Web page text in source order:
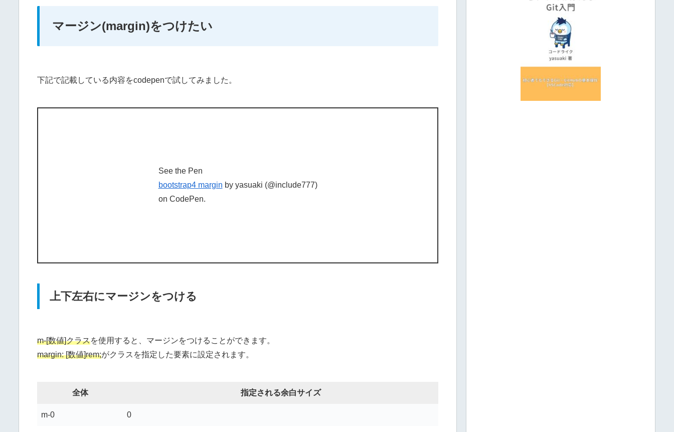
マージン(margin)をつけたい
下記で記載している内容をcodepenで試してみました。
See the Pen
bootstrap4 margin by yasuaki (@include777)
on CodePen.
上下左右にマージンをつける
m-[数値]クラスを使用すると、マージンをつけることができます。
margin: [数値]rem;がクラスを指定した要素に設定されます。
全体 指定される余白サイズ
m-0 0